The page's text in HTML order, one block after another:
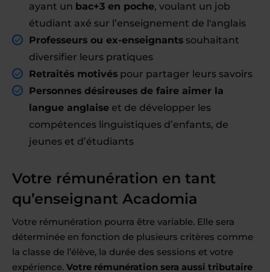
ayant un bac+3 en poche, voulant un job
étudiant axé sur l’enseignement de l'anglais
Professeurs ou ex-enseignants souhaitant
diversifier leurs pratiques
Retraités motivés pour partager leurs savoirs
Personnes désireuses de faire aimer la
langue anglaise et de développer les
compétences linguistiques d’enfants, de
jeunes et d’étudiants
Votre rémunération en tant
qu’enseignant Acadomia
Votre rémunération pourra être variable. Elle sera
déterminée en fonction de plusieurs critères comme
la classe de l’élève, la durée des sessions et votre
expérience. Votre rémunération sera aussi tributaire